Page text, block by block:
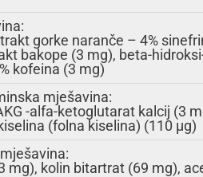
gorke naranče – 4%
bakope (3 mg), beta-
kofeina (3 mg)
mješavina:
-alfa-ketoglutarat kalcij (3
(folna kiselina) (110 µg)
mg), kolin bitartrat (69 mg),